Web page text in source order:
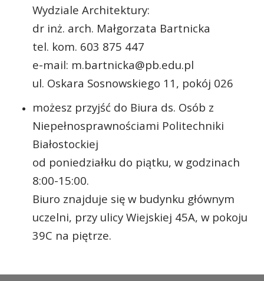
Wydziale Architektury:
dr inż. arch. Małgorzata Bartnicka
tel. kom. 603 875 447
e-mail: m.bartnicka@pb.edu.pl
ul. Oskara Sosnowskiego 11, pokój 026
możesz przyjść do Biura ds. Osób z
Niepełnosprawnościami Politechniki
Białostockiej
od poniedziałku do piątku, w godzinach
8:00-15:00.
Biuro znajduje się w budynku głównym
uczelni, przy ulicy Wiejskiej 45A, w pokoju
39C na piętrze.